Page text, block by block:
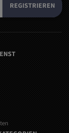
REGISTRIEREN